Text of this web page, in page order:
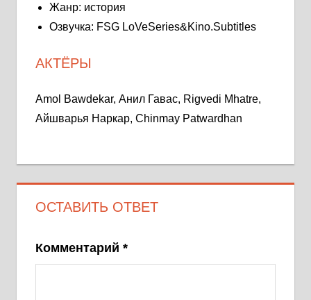
Жанр: история
Озвучка: FSG LoVeSeries&Kino.Subtitles
АКТЁРЫ
Amol Bawdekar, Анил Гавас, Rigvedi Mhatre,
Айшварья Наркар, Chinmay Patwardhan
ОСТАВИТЬ ОТВЕТ
Комментарий *